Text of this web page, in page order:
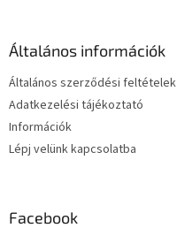
Általános információk
Általános szerződési feltételek
Adatkezelési tájékoztató
Információk
Lépj velünk kapcsolatba
Facebook